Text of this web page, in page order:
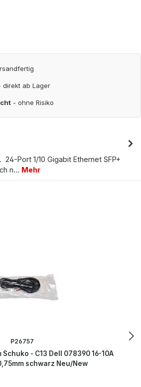
direkt ab Lager
- ohne Risiko
Port 1/10 Gigabit Ethernet SFP+
n… Mehr
P26757
- C13 Dell 078390 16-10A
schwarz Neu/New